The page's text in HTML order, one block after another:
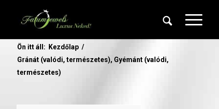
Ön itt áll: Kezdőlap /
Gránát (valódi, természetes), Gyémánt (valódi,
természetes)